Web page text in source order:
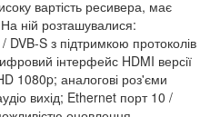
вартість ресивера, має
ній розташувалися:
S з підтримкою протоколів
інтерфейс HDMI версії
1080p; аналогові роз'єми
вихід; Ethernet порт 10 /